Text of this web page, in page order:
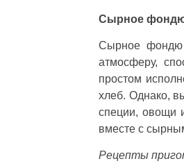
Сырное
Сырное фондю
атмосферу,
простом
хлеб. Однако,
специи, овощи
вместе с
Рецепты